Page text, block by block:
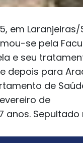
em
se pela
e seu
depois para
de
de
anos.